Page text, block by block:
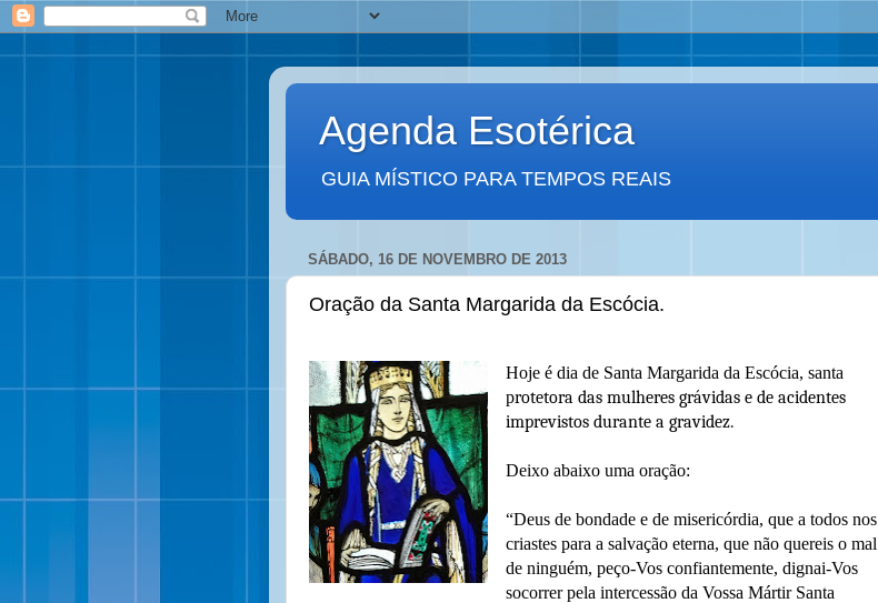
Agenda Esotérica
GUIA MÍSTICO PARA TEMPOS REAIS
SÁBADO, 16 DE NOVEMBRO DE 2013
Oração da Santa Margarida da Escócia.
Hoje é dia de Santa Margarida da Escócia, santa
protetora das mulheres grávidas e de acidentes
imprevistos durante a gravidez.
Deixo abaixo uma oração:
“Deus de bondade e de misericórdia, que a todos nos
criastes para a salvação eterna, que não quereis o mal
de ninguém, peço-Vos confiantemente, dignai-Vos
socorrer pela intercessão da Vossa Mártir Santa